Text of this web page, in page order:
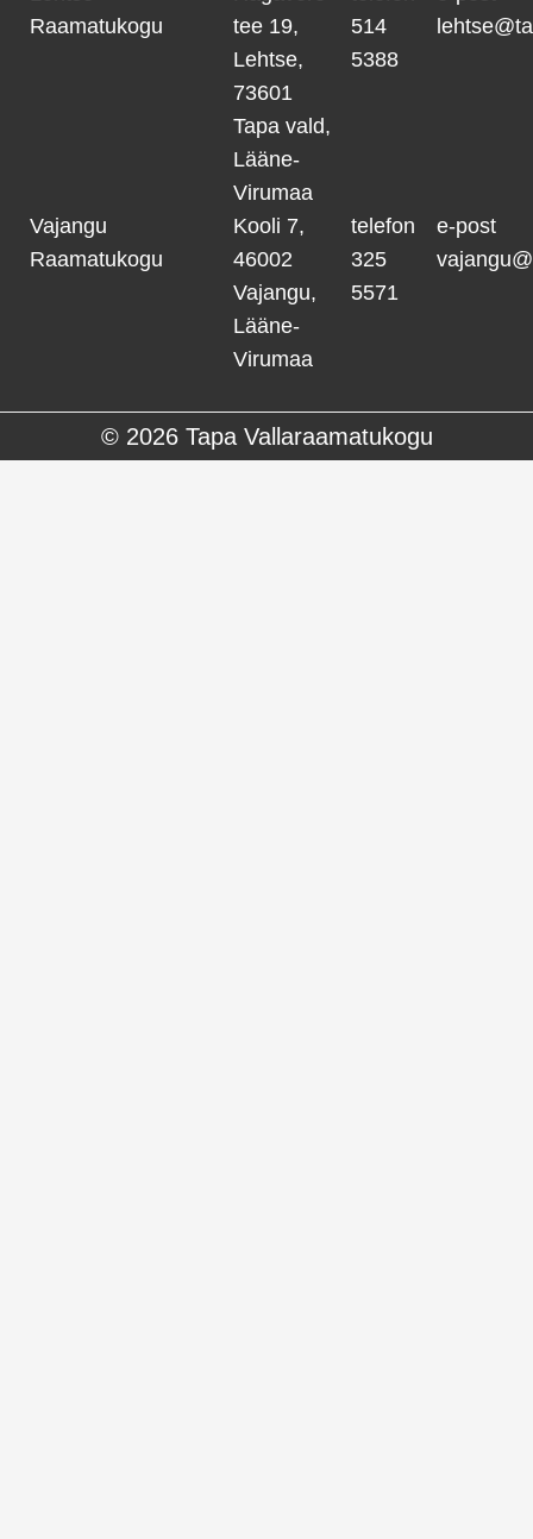
Raamatukogu
tee 19,
Lehtse,
73601
Tapa vald,
Lääne-
Virumaa
514
5388
Vajangu
Raamatukogu
Kooli 7,
46002
Vajangu,
Lääne-
Virumaa
telefon
325
5571
e-post
© 2026 Tapa Vallaraamatukogu